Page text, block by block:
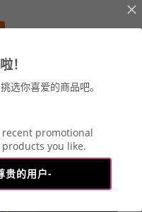
球配套
！
选你喜爱的商品吧。
promotional
you like.
贵的用户-